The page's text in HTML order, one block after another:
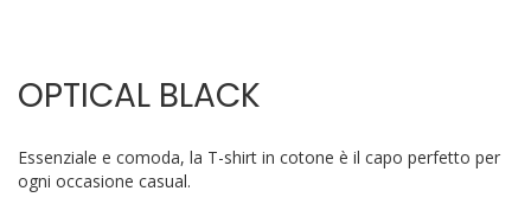
fine
di
immagini
della
immagini
OPTICAL BLACK
Essenziale e comoda, la T-shirt in cotone è il capo perfetto per
ogni occasione casual.